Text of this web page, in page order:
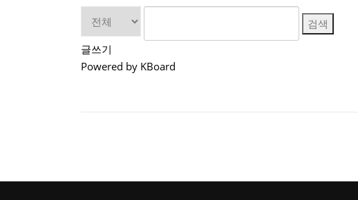
검색
글쓰기
Powered by KBoard